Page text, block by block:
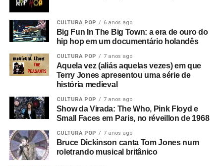
CULTURA POP 6 anos ago
Big Fun In The Big Town: a era de ouro do
hip hop em um documentário holandês
CULTURA POP 7 anos ago
Aquela vez (aliás aquelas vezes) em que
Terry Jones apresentou uma série de
história medieval
CULTURA POP 7 anos ago
Show da Virada: The Who, Pink Floyd e
Small Faces em Paris, no réveillon de 1968
CULTURA POP 7 anos ago
Bruce Dickinson canta Tom Jones num
roletrando musical britânico